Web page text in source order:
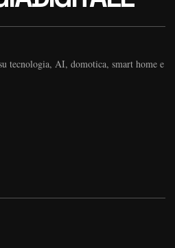
tecnologia, AI, domotica, smart home e